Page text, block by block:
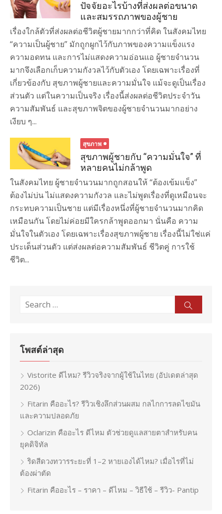
ปัจจัยอะไรบ้างที่ส่งผลต่อขนาด
และสมรรถภาพของผู้ชาย
เรื่องใกล้ตัวที่ส่งผลต่อชีวิตผู้ชายมากกว่าที่คิด ในสังคมไทย
“ความเป็นผู้ชาย” มักถูกผูกไว้กับภาพของความแข็งแรง
ความอดทน และการไม่แสดงความอ่อนแอ ผู้ชายจำนวน
มากจึงเลือกเก็บความกังวลไว้กับตัวเอง โดยเฉพาะเรื่องที่
เกี่ยวข้องกับ สุขภาพผู้ชายและความมั่นใจ แม้จะดูเป็นเรื่อง
ส่วนตัว แต่ในความเป็นจริง เรื่องนี้ส่งผลต่อชีวิตประจำวัน
ความสัมพันธ์ และสุขภาพจิตของผู้ชายจำนวนมากอย่าง
เงียบ ๆ...
สุขภาพ
สุขภาพผู้ชายกับ “ความมั่นใจ” ที่
หลายคนไม่กล้าพูด
ในสังคมไทย ผู้ชายจำนวนมากถูกสอนให้ “ต้องเข้มแข็ง”
ต้องไม่บ่น ไม่แสดงความกังวล และไม่พูดเรื่องที่ดูเหมือนจะ
กระทบความเป็นชาย แต่มีเรื่องหนึ่งที่ผู้ชายจำนวนมากคิด
เหมือนกัน โดยไม่ค่อยมีใครกล้าพูดออกมา นั่นคือ ความ
มั่นใจในตัวเอง โดยเฉพาะเรื่องสุขภาพผู้ชาย เรื่องนี้ไม่ใช่แค่
ประเด็นส่วนตัว แต่ส่งผลต่อความสัมพันธ์ ชีวิตคู่ การใช้
ชีวิต...
Search
โพสต์ล่าสุด
Vistorite ดีไหม? รีวิวจริงจากผู้ใช้ในไทย (อัปเดตล่าสุด
2026)
Fitarin คืออะไร? รีวิวเชิงลึกส่วนผสม กลไกการลดไขมัน
และความปลอดภัย
Oclarizin คืออะไร ดีไหม ตัวช่วยดูแลสายตาสำหรับคน
ยุคดิจิทัล
ริดสีดวงทวารระยะที่ 1–2 หายเองได้ไหม? เมื่อไรที่ไม่
ต้องผ่าตัด
Fitarin คืออะไร – ราคา – ดีไหม – วิธีใช้ – รีวิว- Pantip